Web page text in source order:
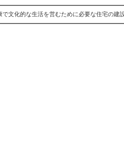
文化的な生活を営むために必要な住宅の建